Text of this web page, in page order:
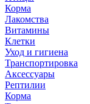
Корма
Лакомства
Витамины
Клетки
Уход и гигиена
Транспортировка
Аксессуары
Рептилии
Корма